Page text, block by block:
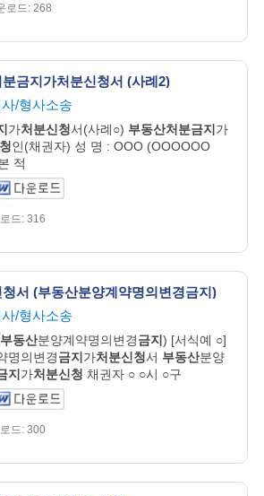
로드: 268
금지가처분신청서 (사례2)
/형사소송
가처분신청서(사례○) 부동산처분금지가
인(채권자) 성 명 : OOO (OOOOOO
적
드: 316
서 (부동산분양계약명의변경금지)
/형사소송
부동산분양계약명의변경금지) [서식예 ○]
명의변경금지가처분신청서 부동산분양
지가처분신청 채권자 ○ ○시 ○구
드: 300